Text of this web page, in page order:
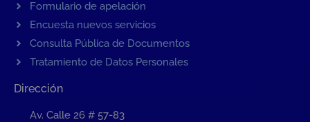
Formulario de apelación
Encuesta nuevos servicios
Consulta Pública de Documentos
Tratamiento de Datos Personales
Dirección
Av. Calle 26 # 57-83